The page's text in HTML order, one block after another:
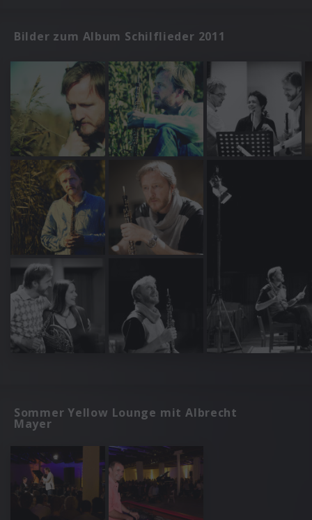
Bilder zum Album Schilflieder 2011
Sommer Yellow Lounge mit Albrecht
Mayer